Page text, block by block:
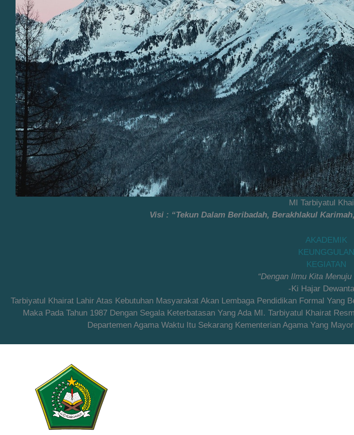
MI Tarbiyatul
Visi : “Tekun Dalam Beribadah, Berakhlakul
AKADEMIK
KEUNGGULAN
KEGIATAN
“Dengan Ilmu Kita Menuju
-Ki Hajar
Tarbiyatul Khairat Lahir Atas Kebutuhan Masyarakat Akan Lembaga Pendidikan Formal
Maka Pada Tahun 1987 Dengan Segala Keterbatasan Yang Ada MI. Tarbiyatul Khairat
Departemen Agama Waktu Itu Sekarang Kementerian Agama Yang